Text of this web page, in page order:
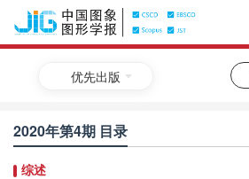
优先出版
2020年第4期 目录
综述